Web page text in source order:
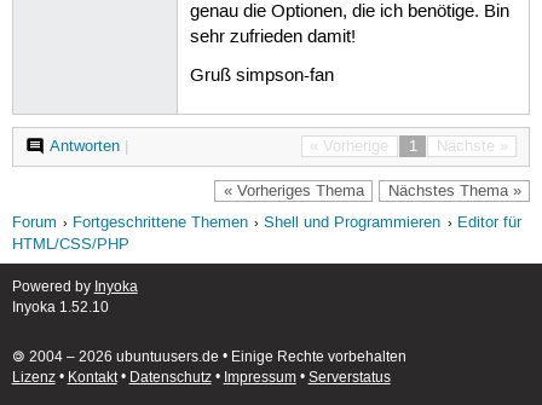
genau die Optionen, die ich benötige. Bin
sehr zufrieden damit!
Gruß simpson-fan
« Vorherige 1 Nächste »
Antworten|
« Vorheriges Thema Nächstes Thema »
Forum Fortgeschrittene Themen Shell und Programmieren
Editor für
HTML/CSS/PHP
Powered by Inyoka
Inyoka 1.52.10
🄯 2004 – 2026 ubuntuusers.de • Einige Rechte vorbehalten
Lizenz• Kontakt• Datenschutz• Impressum• Serverstatus